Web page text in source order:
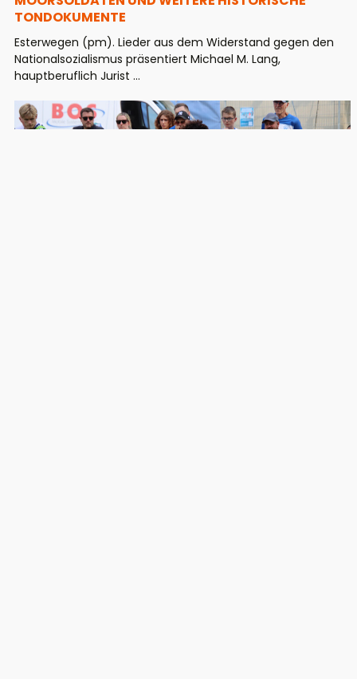
TONDOKUMENTE
Esterwegen (pm). Lieder aus dem Widerstand gegen den
Nationalsozialismus präsentiert Michael M. Lang,
hauptberuflich Jurist ...